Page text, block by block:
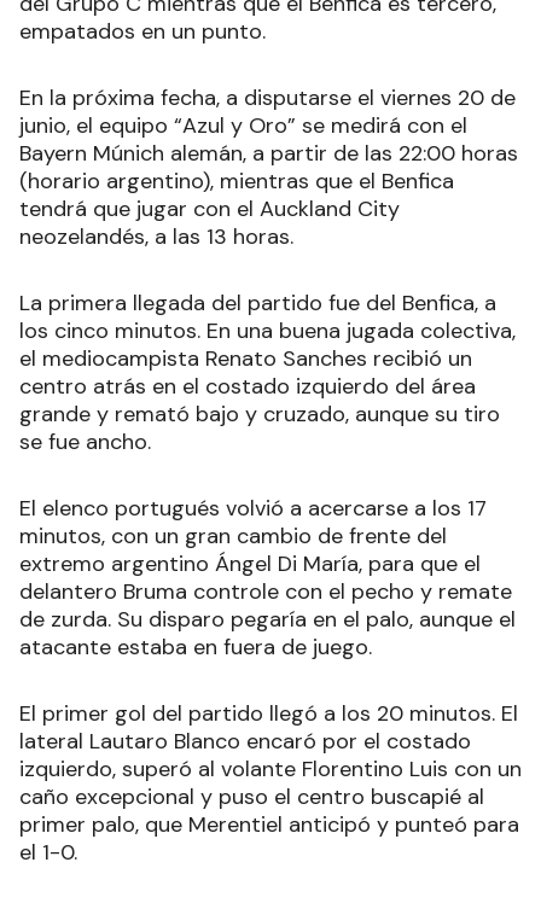
empatados en un punto.
En la próxima fecha, a disputarse el viernes 20 de
junio, el equipo “Azul y Oro” se medirá con el
Bayern Múnich alemán, a partir de las 22:00 horas
(horario argentino), mientras que el Benfica
tendrá que jugar con el Auckland City
neozelandés, a las 13 horas.
La primera llegada del partido fue del Benfica, a
los cinco minutos. En una buena jugada colectiva,
el mediocampista Renato Sanches recibió un
centro atrás en el costado izquierdo del área
grande y remató bajo y cruzado, aunque su tiro
se fue ancho.
El elenco portugués volvió a acercarse a los 17
minutos, con un gran cambio de frente del
extremo argentino Ángel Di María, para que el
delantero Bruma controle con el pecho y remate
de zurda. Su disparo pegaría en el palo, aunque el
atacante estaba en fuera de juego.
El primer gol del partido llegó a los 20 minutos. El
lateral Lautaro Blanco encaró por el costado
izquierdo, superó al volante Florentino Luis con un
caño excepcional y puso el centro buscapié al
primer palo, que Merentiel anticipó y punteó para
el 1-0.